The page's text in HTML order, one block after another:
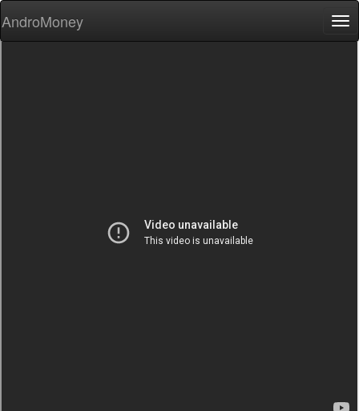
AndroMoney